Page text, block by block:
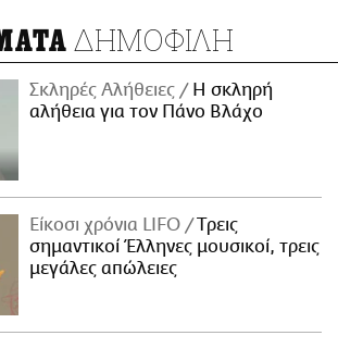
ΔΗΜΟΦΙΛΗ
Σκληρές Αλήθειες
H σκληρή
αλήθεια για τον Πάνο Βλάχο
Είκοσι χρόνια LIFO
Tρεις
σημαντικοί Έλληνες μουσικοί, τρεις
μεγάλες απώλειες